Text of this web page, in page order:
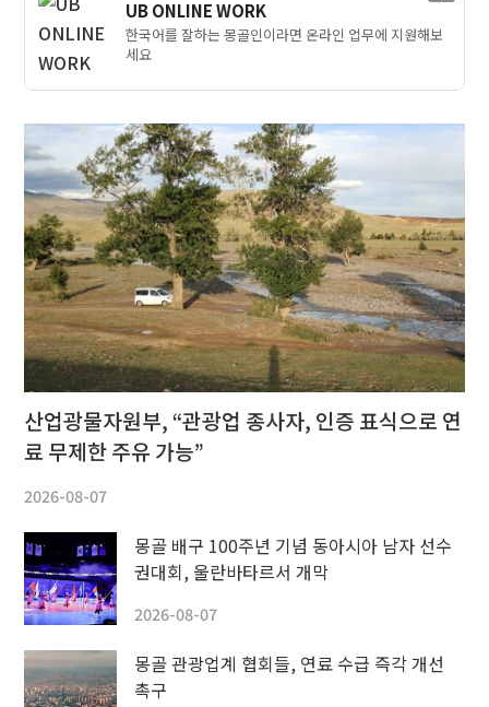
UB ONLINE WORK
한국어를 잘하는 몽골인이라면 온라인 업무에 지원해보
세요
산업광물자원부, “관광업 종사자, 인증 표식으로 연
료 무제한 주유 가능”
2026-08-07
몽골 배구 100주년 기념 동아시아 남자 선수
권대회, 울란바타르서 개막
2026-08-07
몽골 관광업계 협회들, 연료 수급 즉각 개선
촉구